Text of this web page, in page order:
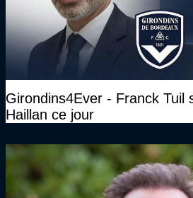
Girondins4Ever - Franck Tuil
Haillan ce jour